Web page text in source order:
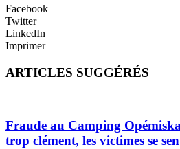
Facebook
Twitter
LinkedIn
Imprimer
ARTICLES SUGGÉRÉS
Fraude au Camping
trop clément, les victimes se